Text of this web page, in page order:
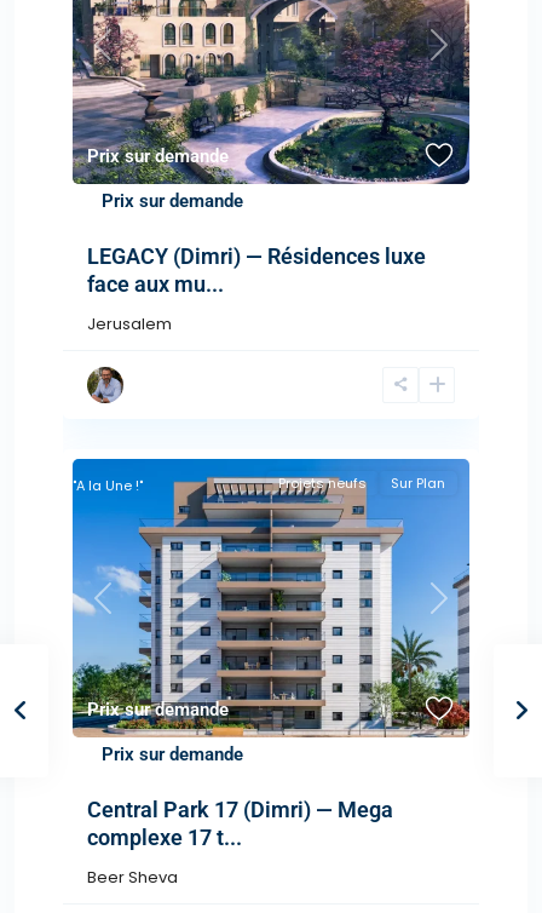
Previous Next
Prix sur demande
Prix sur demande
LEGACY (Dimri) — Résidences luxe
face aux mu...
Jerusalem
Previous Next
Prix sur demande
Projets neufs Sur Plan
"A la Une !"
Prix sur demande
Central Park 17 (Dimri) — Mega
complexe 17 t...
Beer Sheva